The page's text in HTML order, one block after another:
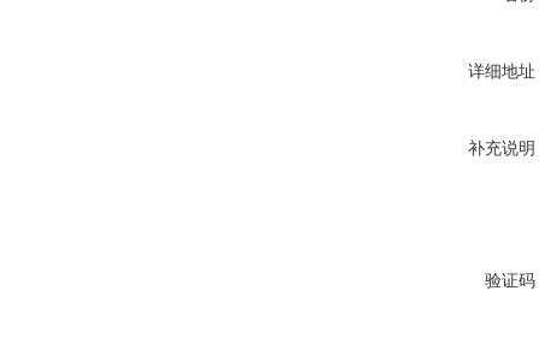
详细地址
补充说明
验证码